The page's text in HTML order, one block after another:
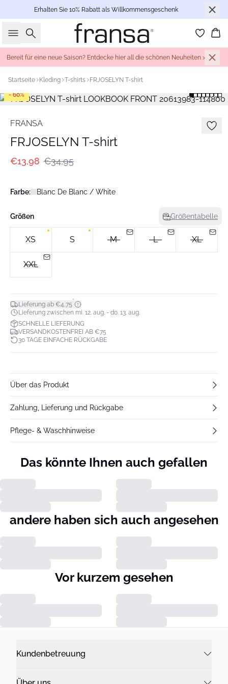
Erhalten Sie 10% Rabatt als Willkommensgeschenk
Suche
Bereit für eine neue Saison? Entdecke hier all die schönen Neuheiten >
Startseite Kleding T-shirts FRJOSELYN T-shirt
- 60%
FRANSA
FRJOSELYN T-shirt
€13,98 €34,95
Farbe: Blanc De Blanc / White
Größen Größentabelle
XS S M L XL
XXL
Lieferung ab €4,75*
Lieferung zwischen mi. 12. aug. - do. 13. aug.
SCHNELLE LIEFERUNG
VERSANDKOSTENFREI AB €75
30 TAGE EINFACHE RÜCKGABE
Über das Produkt
Zahlung, Lieferung und Rückgabe
Pflege- & Waschhinweise
Das könnte Ihnen auch gefallen
andere haben sich auch angesehen
Vor kurzem gesehen
Kundenbetreuung